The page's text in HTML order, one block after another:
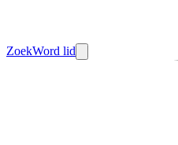
ZoekWord lid